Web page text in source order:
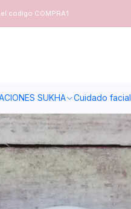
SUKHA Cuidado facial
codigo COMPRA1
Contorno de ojos y labios